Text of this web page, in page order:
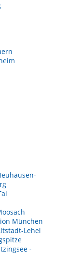
München
Lehel
-